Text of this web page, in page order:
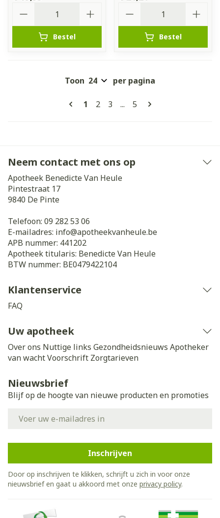
Bestel Bestel
Pagina's
U lees momenteel pagina
1 Pagina
2 Pagina
3 ... Pagina
5
Toon per pagina
Neem contact met ons op
Apotheek Benedicte Van Heule
Pintestraat 17
9840 De Pinte
Telefoon: 09 282 53 06
E-mailadres: info@apotheekvanheule.be
APB nummer: 441202
Apotheek titularis: Benedicte Van Heule
BTW nummer: BE0479422104
Klantenservice
FAQ
Uw apotheek
Over ons Nuttige links Gezondheidsnieuws Apotheker
van wachtVoorschrift Zorgtarieven
Nieuwsbrief
Blijf op de hoogte van nieuwe producten en promoties
Inschrijven
Door op inschrijven te klikken, schrijft u zich in voor onze
nieuwsbrief en gaat u akkoord met onze privacy policy.